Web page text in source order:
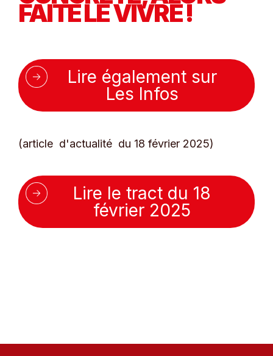
FAITE LE VIVRE !
Lire également sur
Les Infos
(article d'actualité du 18 février 2025)
Lire le tract du 18
février 2025